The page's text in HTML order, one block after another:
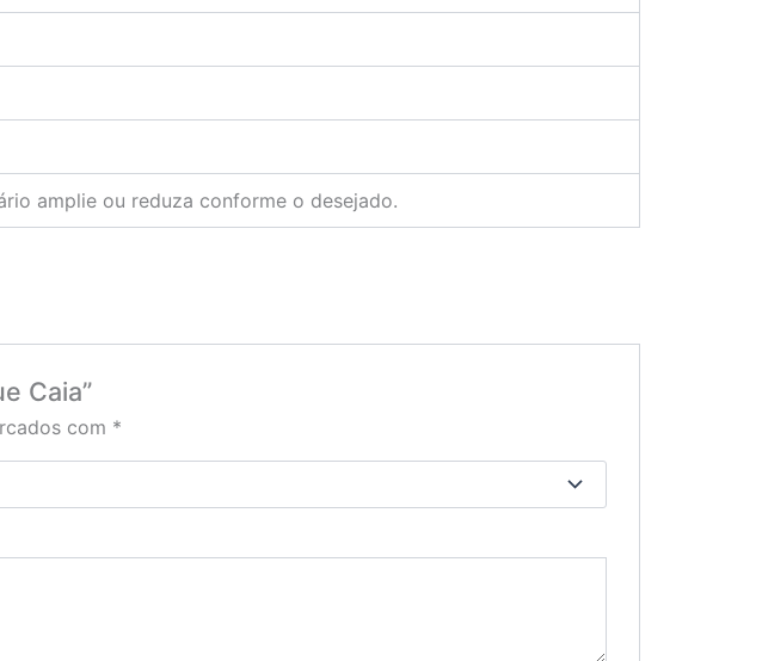
amplie ou reduza conforme o desejado.
Caia”
com *